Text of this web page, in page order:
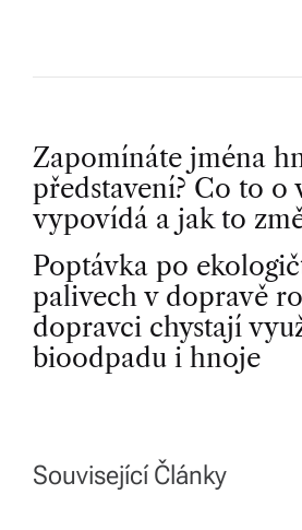
P
o
s
t
a
Zapomínáte jména
představení? Co to o
vypovídá a jak to
Poptávka po
palivech v dopravě
dopravci chystají
bioodpadu i hnoje
Související Články